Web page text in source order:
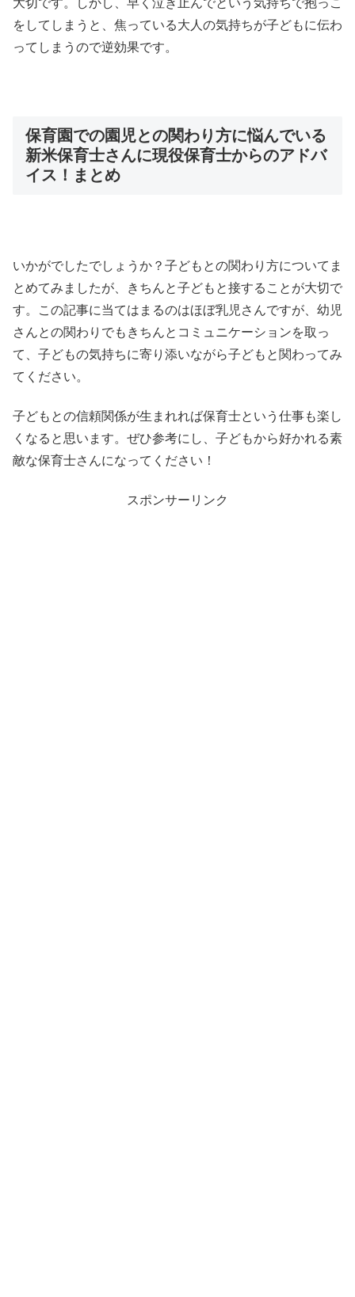
大切です。しかし、早く泣き止んでという気持ちで抱っこ
をしてしまうと、焦っている大人の気持ちが子どもに伝わ
ってしまうので逆効果です。
保育園での園児との関わり方に悩んでいる
新米保育士さんに現役保育士からのアドバ
イス！まとめ
いかがでしたでしょうか？子どもとの関わり方についてま
とめてみましたが、きちんと子どもと接することが大切で
す。この記事に当てはまるのはほぼ乳児さんですが、幼児
さんとの関わりでもきちんとコミュニケーションを取っ
て、子どもの気持ちに寄り添いながら子どもと関わってみ
てください。
子どもとの信頼関係が生まれれば保育士という仕事も楽し
くなると思います。ぜひ参考にし、子どもから好かれる素
敵な保育士さんになってください！
スポンサーリンク